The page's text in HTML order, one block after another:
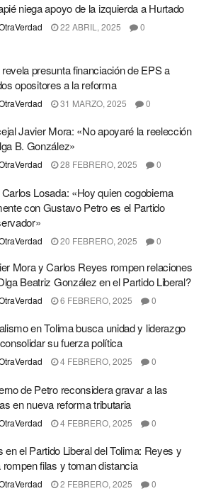
niega apoyo de la izquierda a Hurtado
22 ABRIL, 2025 0
presunta financiación de EPS a
opositores a la reforma
31 MARZO, 2025 0
Javier Mora: «No apoyaré la reelección
B. González»
28 FEBRERO, 2025 0
Losada: «Hoy quien cogobierna
con Gustavo Petro es el Partido
20 FEBRERO, 2025 0
Mora y Carlos Reyes rompen relaciones
Beatriz González en el Partido Liberal?
6 FEBRERO, 2025 0
en Tolima busca unidad y liderazgo
su fuerza política
4 FEBRERO, 2025 0
de Petro reconsidera gravar a las
en nueva reforma tributaria
4 FEBRERO, 2025 0
en el Partido Liberal del Tolima: Reyes y
rompen filas y toman distancia
2 FEBRERO, 2025 0